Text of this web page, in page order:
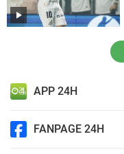
APP 24H
FANPAGE 24H